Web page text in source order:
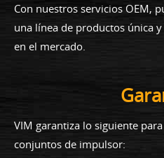
Con nuestros servicios OEM,
una línea de productos única
en el mercado.
VIM garantiza lo siguiente
conjuntos de impulsor: